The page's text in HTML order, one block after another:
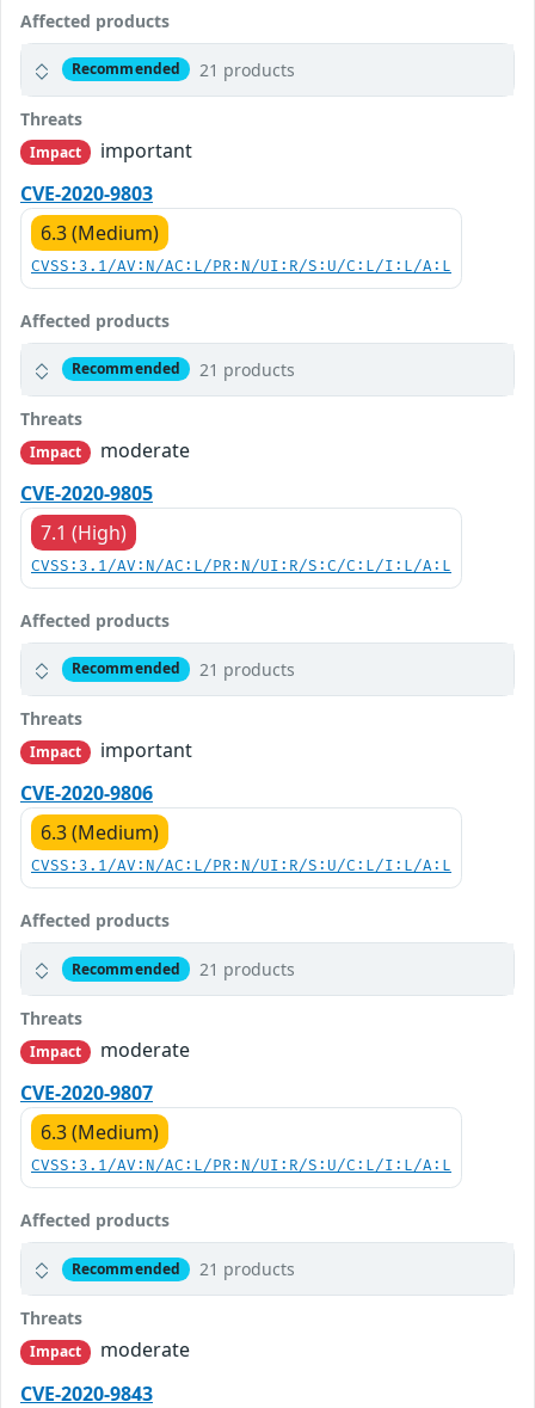
Affected products
Recommended 21 products
Threats
Impact
important
CVE-2020-9803
6.3 (Medium)
CVSS:3.1/AV:N/AC:L/PR:N/UI:R/S:U/C:L/I:L/A:L
Affected products
Recommended 21 products
Threats
Impact
moderate
CVE-2020-9805
7.1 (High)
CVSS:3.1/AV:N/AC:L/PR:N/UI:R/S:C/C:L/I:L/A:L
Affected products
Recommended 21 products
Threats
Impact
important
CVE-2020-9806
6.3 (Medium)
CVSS:3.1/AV:N/AC:L/PR:N/UI:R/S:U/C:L/I:L/A:L
Affected products
Recommended 21 products
Threats
Impact
moderate
CVE-2020-9807
6.3 (Medium)
CVSS:3.1/AV:N/AC:L/PR:N/UI:R/S:U/C:L/I:L/A:L
Affected products
Recommended 21 products
Threats
Impact
moderate
CVE-2020-9843